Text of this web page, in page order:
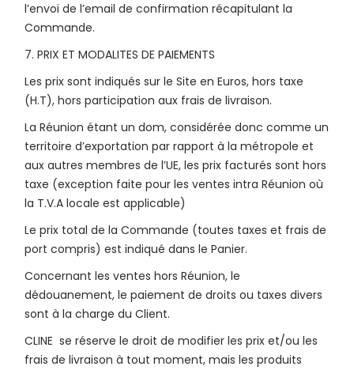
l’envoi de l’email de confirmation récapitulant la
Commande.
7. PRIX ET MODALITES DE PAIEMENTS
Les prix sont indiqués sur le Site en Euros, hors taxe
(H.T), hors participation aux frais de livraison.
La Réunion étant un dom, considérée donc comme un
territoire d’exportation par rapport à la métropole et
aux autres membres de l’UE, les prix facturés sont hors
taxe (exception faite pour les ventes intra Réunion où
la T.V.A locale est applicable)
Le prix total de la Commande (toutes taxes et frais de
port compris) est indiqué dans le Panier.
Concernant les ventes hors Réunion, le
dédouanement, le paiement de droits ou taxes divers
sont à la charge du Client.
CLINE se réserve le droit de modifier les prix et/ou les
frais de livraison à tout moment, mais les produits